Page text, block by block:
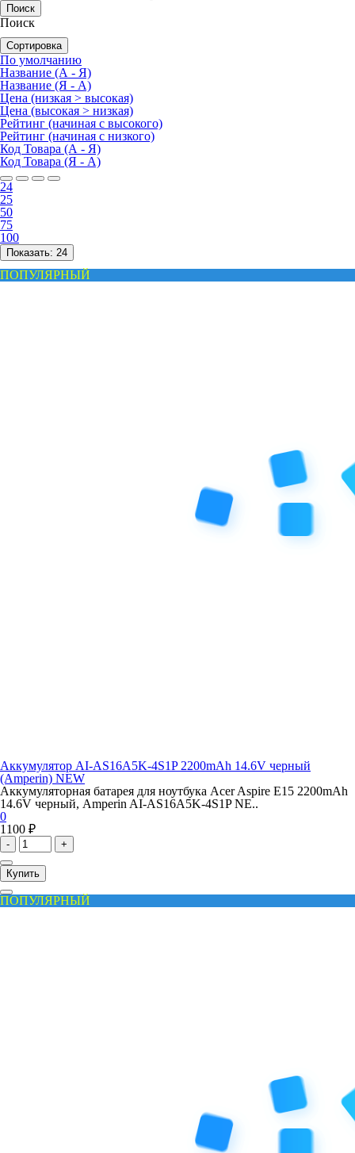
Поиск
Сортировка
По умолчанию
Название (А - Я)
Название (Я - А)
Цена (низкая > высокая)
Цена (высокая > низкая)
Рейтинг (начиная с высокого)
Рейтинг (начиная с низкого)
Код Товара (А - Я)
Код Товара (Я - А)
24
25
50
75
100
Показать: 24
ПОПУЛЯРНЫЙ
Аккумулятор AI-AS16A5K-4S1P 2200mAh 14.6V черный
(Amperin) NEW
Аккумуляторная батарея для ноутбука Acer Aspire E15 2200mAh
14.6V черный, Amperin AI-AS16A5K-4S1P NE..
0
1100 ₽
- +
Купить
ПОПУЛЯРНЫЙ